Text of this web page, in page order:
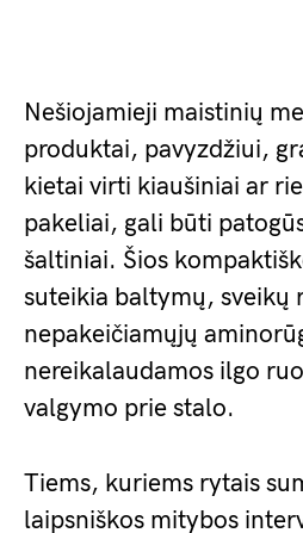
Nešiojamieji maistinių
produktai, pavyzdžiui,
kietai virti kiaušiniai ar
pakeliai, gali būti
šaltiniai. Šios
suteikia baltymų, sveikų
nepakeičiamųjų
nereikalaudamos ilgo
valgymo prie stalo.
Tiems, kuriems rytais
laipsniškos mitybos